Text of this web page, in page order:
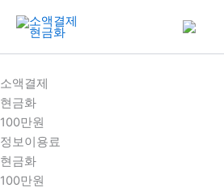
건
너
뛰
기
소액결제
현금화
100만원
정보이용료
현금화
100만원